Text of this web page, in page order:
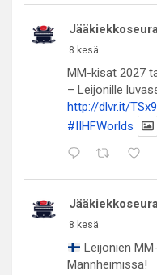
8 kesä
MM-kisat 2027
– Leijonille
http://dlvr.it/
#IIHFWorlds
8 kesä
Leijonien
Mannheimissa!